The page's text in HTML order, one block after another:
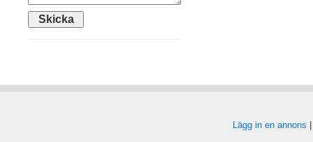
Lägg in en annons